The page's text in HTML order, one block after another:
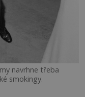
navrhne třeba
smokingy.